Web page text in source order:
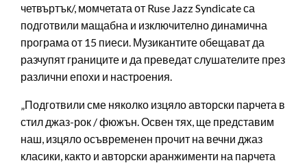
четвъртък/, момчетата от Ruse Jazz Syndicate са
подготвили мащабна и изключително динамична
програма от 15 пиеси. Музикантите обещават да
разчупят границите и да преведат слушателите през
различни епохи и настроения.
„Подготвили сме няколко изцяло авторски парчета в
стил джаз-рок / фюжън. Освен тях, ще представим
наш, изцяло осъвременен прочит на вечни джаз
класики, както и авторски аранжименти на парчета